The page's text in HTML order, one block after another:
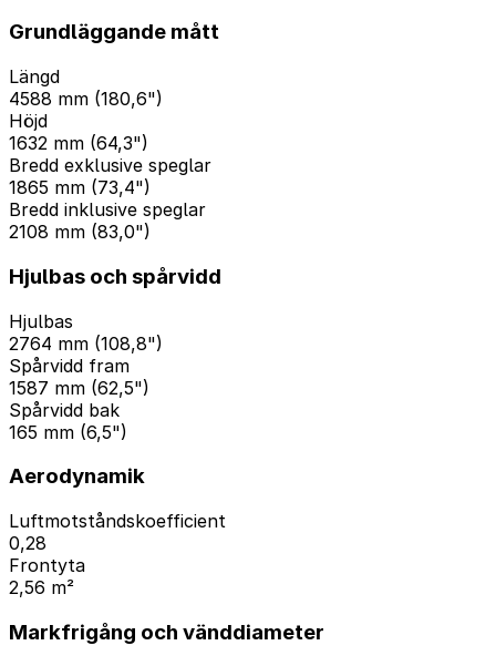
Grundläggande mått
Längd
4588 mm (180,6")
Höjd
1632 mm (64,3")
Bredd exklusive speglar
1865 mm (73,4")
Bredd inklusive speglar
2108 mm (83,0")
Hjulbas och spårvidd
Hjulbas
2764 mm (108,8")
Spårvidd fram
1587 mm (62,5")
Spårvidd bak
165 mm (6,5")
Aerodynamik
Luftmotståndskoefficient
0,28
Frontyta
2,56 m²
Markfrigång och vänddiameter